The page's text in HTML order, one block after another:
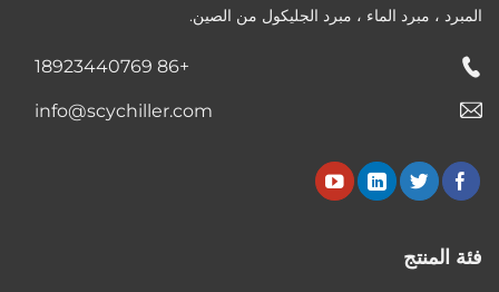
المبرد ، مبرد الماء ، مبرد الجليكول من الصين.
+86 18923440769
info@scychiller.com
فئة المنتج